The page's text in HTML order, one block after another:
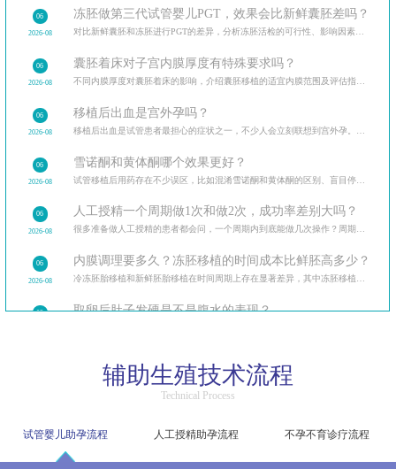
06
2026-08
冻胚做第三代试管婴儿PGT，效果会比新鲜囊胚差吗？
06
2026-08
囊胚着床对子宫内膜厚度有特殊要求吗？
06
2026-08
移植后出血是宫外孕吗？
06
2026-08
雪诺酮和黄体酮哪个效果更好？
06
2026-08
人工授精一个周期做1次和做2次，成功率差别大吗？
很多准备做人工授精的患者都会问，一个周期内到底能做几次操作？周期次数的常规范围、影响因素，同时分
06
2026-08
内膜调理要多久？冻胚移植的时间成本比鲜胚高多少？
冷冻胚胎移植和新鲜胚胎移植在时间周期上存在显著差异，其中冻胚移植前的内膜调理是影响时间成本的
05 取卵后肚子发硬是不是腹水的表现？
35岁之后每大一岁，试管成功率会下降多少？
2026-08
05 试管成功后产检和自然怀孕完全一样吗？
辅助生殖技术流程
Technical Process
试管婴儿助孕流程 人工授精助孕流程 不孕不育诊疗流程